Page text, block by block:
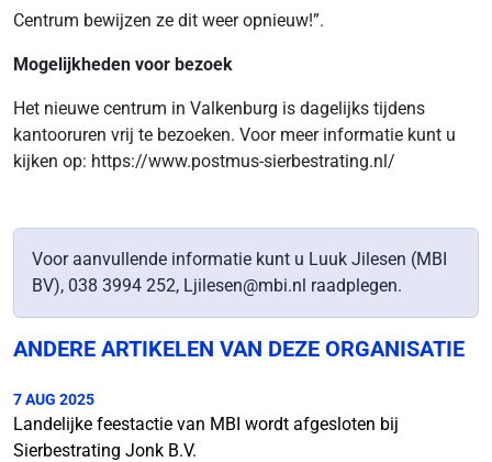
Centrum bewijzen ze dit weer opnieuw!”.
Mogelijkheden voor bezoek
Het nieuwe centrum in Valkenburg is dagelijks tijdens
kantooruren vrij te bezoeken. Voor meer informatie kunt u
kijken op: https://www.postmus-sierbestrating.nl/
Voor aanvullende informatie kunt u Luuk Jilesen (MBI
BV), 038 3994 252, Ljilesen@mbi.nl raadplegen.
ANDERE ARTIKELEN VAN DEZE ORGANISATIE
7 AUG 2025
Landelijke feestactie van MBI wordt afgesloten bij
Sierbestrating Jonk B.V.